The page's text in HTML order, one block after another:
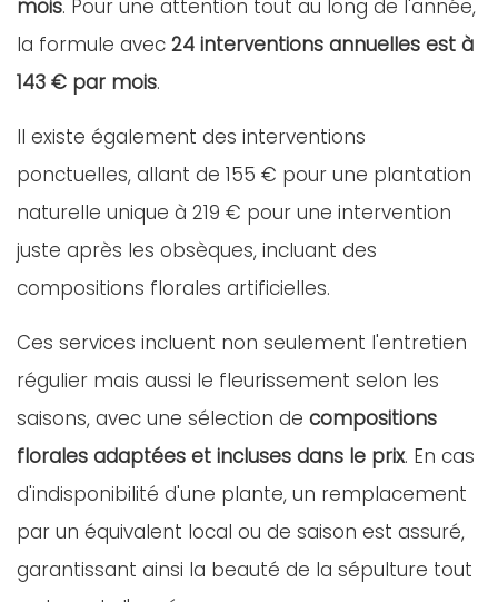
mois. Pour une attention tout au long de l'année,
la formule avec 24 interventions annuelles est à
143 € par mois.
Il existe également des interventions
ponctuelles, allant de 155 € pour une plantation
naturelle unique à 219 € pour une intervention
juste après les obsèques, incluant des
compositions florales artificielles.
Ces services incluent non seulement l'entretien
régulier mais aussi le fleurissement selon les
saisons, avec une sélection de compositions
florales adaptées et incluses dans le prix. En cas
d'indisponibilité d'une plante, un remplacement
par un équivalent local ou de saison est assuré,
garantissant ainsi la beauté de la sépulture tout